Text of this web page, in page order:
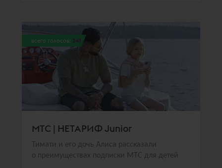
всего голосов: 343
МТС | НЕТАРИФ Junior
Тимати и его дочь Алиса рассказали
о преимуществах подписки МТС для детей